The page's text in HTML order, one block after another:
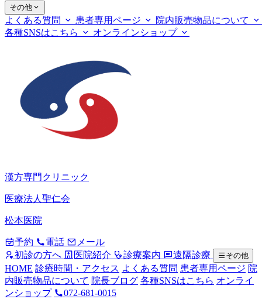
その他
よくある質問 患者専用ページ
院内販売物品について
各種SNSはこちら
オンラインショップ
漢方専門クリニック
医療法人聖仁会
松本医院
予約 電話
メール
初診の方へ
医院紹介 診療案内 遠隔診療 その他
HOME 診療時間・アクセス よくある質問 患者専用ページ 院
内販売物品について 院長ブログ 各種SNSはこちら オンライ
ンショップ
072-681-0015